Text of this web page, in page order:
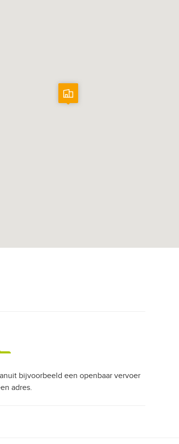
bijvoorbeeld een openbaar vervoer
adres.